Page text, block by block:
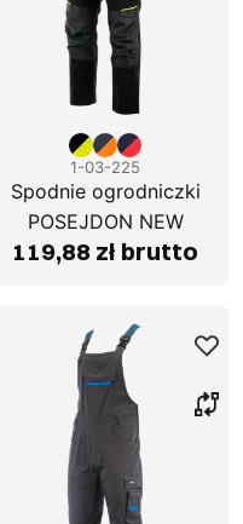
1-03-225
Spodnie ogrodniczki
POSEJDON NEW
119,88 zł brutto